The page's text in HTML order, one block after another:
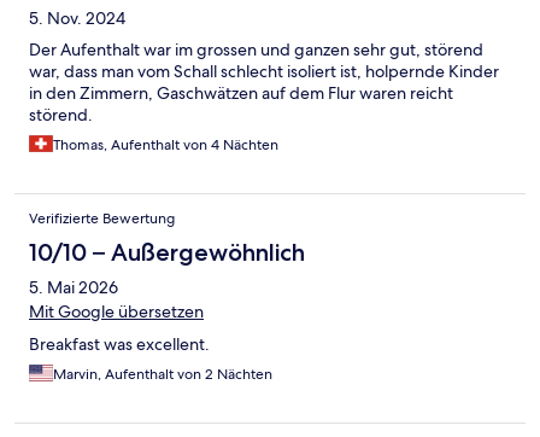
5. Nov. 2024
Der Aufenthalt war im grossen und ganzen sehr gut, störend
war, dass man vom Schall schlecht isoliert ist, holpernde Kinder
in den Zimmern, Gaschwätzen auf dem Flur waren reicht
störend.
Thomas, Aufenthalt von 4 Nächten
Verifizierte Bewertung
10/10 – Außergewöhnlich
5. Mai 2026
Mit Google übersetzen
Breakfast was excellent.
Marvin, Aufenthalt von 2 Nächten